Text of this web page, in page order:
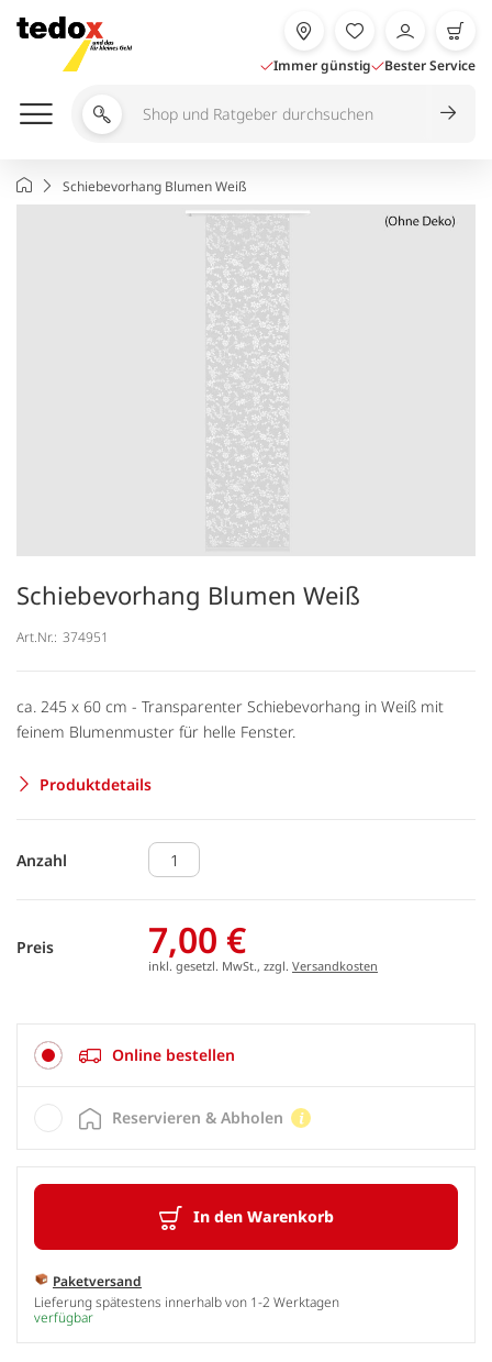
Inhalt
springen
Immer günstig Bester Service
Shop
durchsuchen
StartseiteSchiebevorhang Blumen Weiß
Schiebevorhang Blumen Weiß
Art.Nr.: 374951
ca. 245 x 60 cm - Transparenter Schiebevorhang in Weiß mit
feinem Blumenmuster für helle Fenster.
Produktdetails
Anzahl
Preis 7,00 €
inkl. gesetzl. MwSt., zzgl. Versandkosten
Online bestellen
In den Warenkorb
Paketversand
Lieferung spätestens innerhalb von 1-2 Werktagen
verfügbar
Reservieren & Abholen